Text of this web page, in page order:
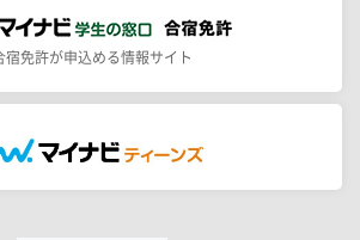
宿免許が申込める情報サイト